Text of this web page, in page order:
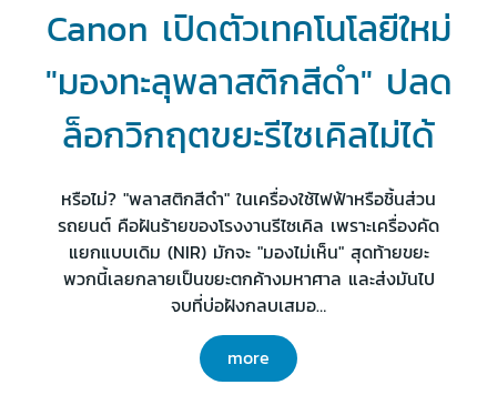
Canon เปิดตัวเทคโนโลยีใหม่
"มองทะลุพลาสติกสีดำ" ปลด
ล็อกวิกฤตขยะรีไซเคิลไม่ได้
หรือไม่? "พลาสติกสีดำ" ในเครื่องใช้ไฟฟ้าหรือชิ้นส่วน
รถยนต์ คือฝันร้ายของโรงงานรีไซเคิล เพราะเครื่องคัด
แยกแบบเดิม (NIR) มักจะ "มองไม่เห็น" สุดท้ายขยะ
พวกนี้เลยกลายเป็นขยะตกค้างมหาศาล และส่งมันไป
จบที่บ่อฝังกลบเสมอ…
more